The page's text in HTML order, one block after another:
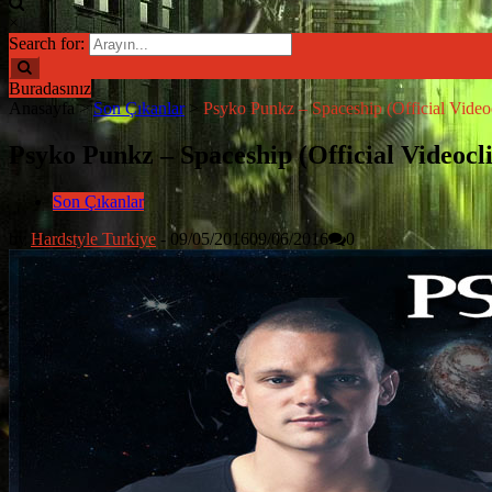
×
Search for:
Buradasınız
Anasayfa >Son Çıkanlar > Psyko Punkz – Spaceship (Official
Psyko Punkz – Spaceship (Official
Son Çıkanlar
Hardstyle Turkiye - 09/05/201609/06/2016 0